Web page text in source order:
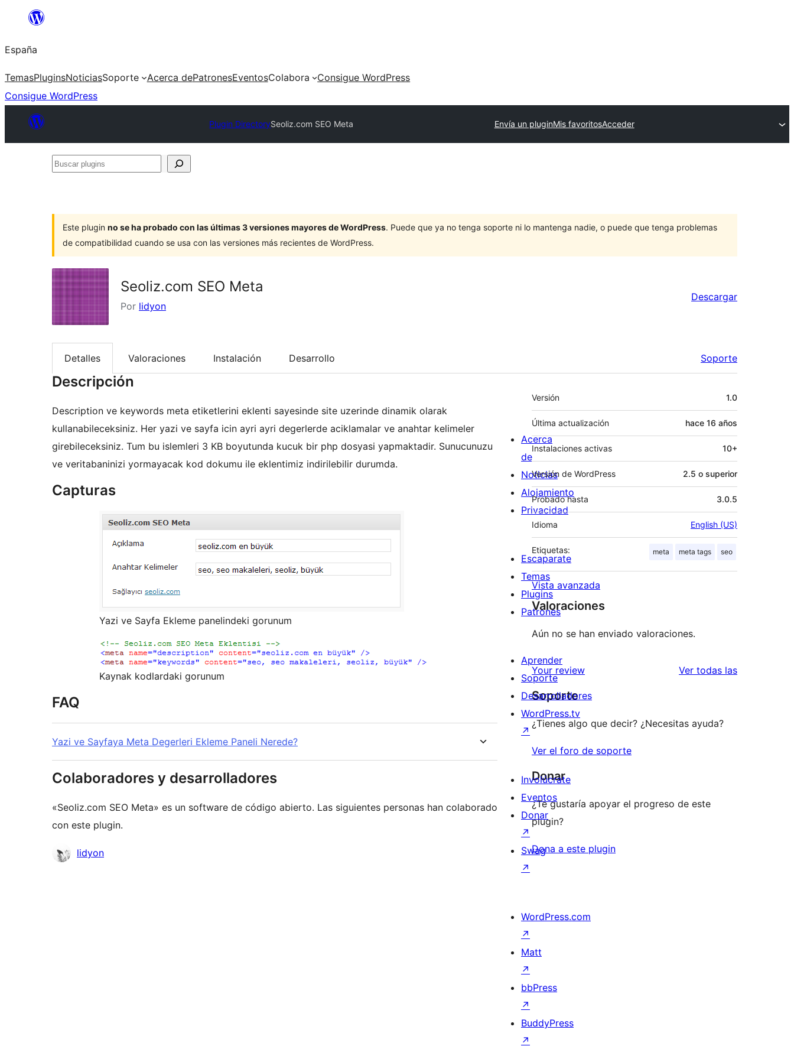
Saltar
contenido
España
TemasPluginsNoticiasSoporte Acerca dePatronesEventosColabora
Consigue WordPress
Consigue WordPress
Plugin DirectorySeoliz.com SEO Meta Envía un pluginMis favoritosAcceder
Buscar
Este plugin no se ha probado con las últimas 3 versiones mayores de WordPress. Puede que ya no tenga soporte ni lo mantenga nadie, o puede que tenga problemas
de compatibilidad cuando se usa con las versiones más recientes de WordPress.
Seoliz.com SEO Meta
Por lidyon
Descargar
Detalles Valoraciones Instalación Desarrollo Soporte
Descripción
Description ve keywords meta etiketlerini eklenti sayesinde site uzerinde dinamik olarak
kullanabileceksiniz. Her yazi ve sayfa icin ayri ayri degerlerde aciklamalar ve anahtar kelimeler
girebileceksiniz. Tum bu islemleri 3 KB boyutunda kucuk bir php dosyasi yapmaktadir. Sunucunuzu
ve veritabaninizi yormayacak kod dokumu ile eklentimiz indirilebilir durumda.
Capturas
Yazi ve Sayfa Ekleme panelindeki gorunum
Kaynak kodlardaki gorunum
FAQ
Yazi ve Sayfaya Meta Degerleri Ekleme Paneli Nerede?
Colaboradores y desarrolladores
«Seoliz.com SEO Meta» es un software de código abierto. Las siguientes personas han colaborado
con este plugin.
Colaboradores
lidyon
Meta
Versión 1.0
Última actualización hace 16 años
Instalaciones activas 10+
Versión de WordPress 2.5 o superior
Probado hasta 3.0.5
Idioma English (US)
Etiquetas: meta meta tags seo
Vista avanzada
Valoraciones
Aún no se han enviado valoraciones.
Your review Ver todas lasvaloraciones
Soporte
¿Tienes algo que decir? ¿Necesitas ayuda?
Ver el foro de soporte
Donar
¿Te gustaría apoyar el progreso de este
plugin?
Dona a este plugin
Acerca
de
Noticias
Alojamiento
Privacidad
Escaparate
Temas
Plugins
Patrones
Aprender
Soporte
Desarrolladores
WordPress.tv
↗
Involúcrate
Eventos
Donar
↗
Swag
↗
WordPress.com
↗
Matt
↗
bbPress
↗
BuddyPress
↗